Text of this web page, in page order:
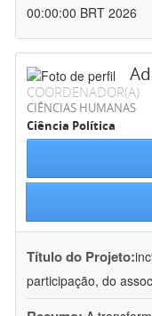
00:00:00 BRT 2026
COORDENADOR(A)
CIÊNCIAS HUMANAS
Ciência Política
Título do Projeto:
participação, do